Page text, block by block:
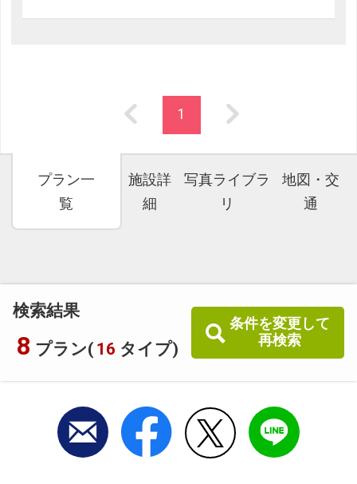
検索結果
8 プラン( 16 タイプ)
条件を変更して
再検索
1
プラン一
覧
施設詳
細
写真ライブラ
リ
地図・交
通